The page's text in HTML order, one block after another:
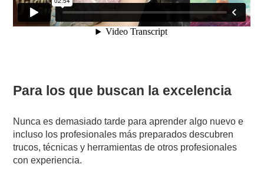
Para los que buscan la excelencia
Nunca es demasiado tarde para aprender algo nuevo e
incluso los profesionales más preparados descubren
trucos, técnicas y herramientas de otros profesionales
con experiencia.